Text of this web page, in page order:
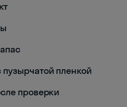
пленкой
проверки